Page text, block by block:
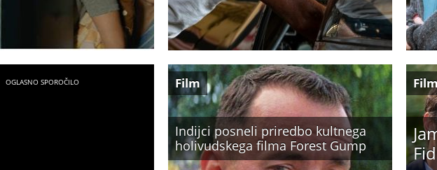
Indijci posneli priredbo kultnega
holivudskega filma Forest Gump
Film